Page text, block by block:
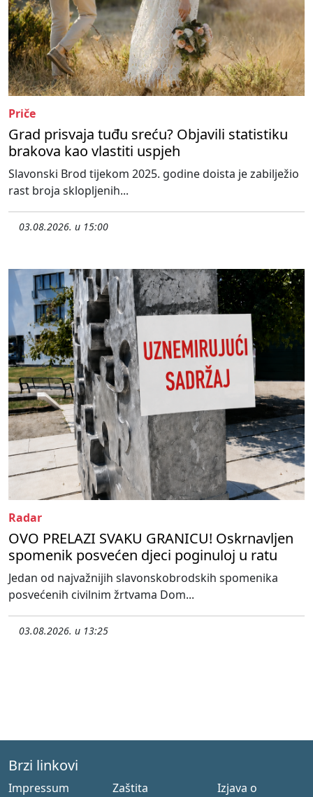
Priče
Grad prisvaja tuđu sreću? Objavili statistiku
brakova kao vlastiti uspjeh
Slavonski Brod tijekom 2025. godine doista je zabilježio
rast broja sklopljenih...
03.08.2026. u 15:00
Radar
OVO PRELAZI SVAKU GRANICU! Oskrnavljen
spomenik posvećen djeci poginuloj u ratu
Jedan od najvažnijih slavonskobrodskih spomenika
posvećenih civilnim žrtvama Dom...
03.08.2026. u 13:25
Brzi linkovi
Impressum
Zaštita
Izjava o